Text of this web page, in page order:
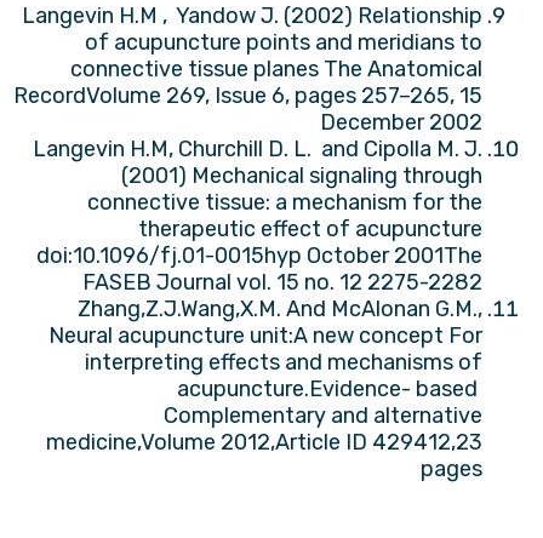
Langevin H.M , Yandow J. (2002) Relationship
of acupuncture points and meridians to
connective tissue planes The Anatomical
RecordVolume 269, Issue 6, pages 257–265, 15
December 2002
Langevin H.M, Churchill D. L. and Cipolla M. J.
(2001) Mechanical signaling through
connective tissue: a mechanism for the
therapeutic effect of acupuncture
doi:10.1096/fj.01-0015hyp October 2001The
FASEB Journal vol. 15 no. 12 2275-2282
Zhang,Z.J.Wang,X.M. And McAlonan G.M.,
Neural acupuncture unit:A new concept For
interpreting effects and mechanisms of
acupuncture.Evidence- based
Complementary and alternative
medicine,Volume 2012,Article ID 429412,23
pages